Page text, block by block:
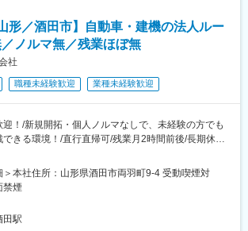
プが可能です。RSV経験後はマネジメントや本部
あり、長期的にキャリア形成ができます。まずは
長昇格を目指していただきます。
長1名、スタッフ5～15名で運営。チームワークを
やすい環境◎
会社の定める業務
～20:00
～20:00
～20:00
～20:00
～20:00
加可能日時をお知らせください。
機種変更の受付および提案
楽天ポイント活用、楽天カード、各種サービスの
設定・データ移行サポート
形／酒田市】自動車・建機の法人ルー
ノルマ無／残業ほぼ無
社
職種未経験歓迎 業種未経験歓迎
迎！/新規開拓・個人ノルマなしで、未経験の方でも
きる環境！/直行直帰可/残業月2時間前後/長期休暇
動車及び建設機械の法人向け販売営業に従事いただ
には下記業務をお任せいたします。
＞本社住所：山形県酒田市両羽町9-4 受動喫煙対
禁煙
田駅